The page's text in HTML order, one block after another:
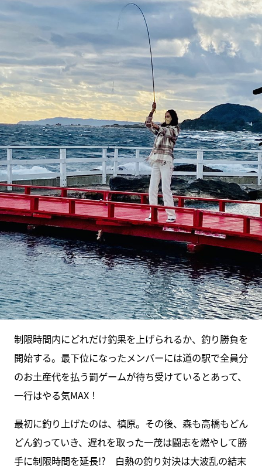
制限時間内にどれだけ釣果を上げられるか、釣り勝負を
開始する。最下位になったメンバーには道の駅で全員分
のお土産代を払う罰ゲームが待ち受けているとあって、
一行はやる気MAX！
最初に釣り上げたのは、槙原。その後、森も高橋もどん
どん釣っていき、遅れを取った一茂は闘志を燃やして勝
手に制限時間を延長!? 白熱の釣り対決は大波乱の結末